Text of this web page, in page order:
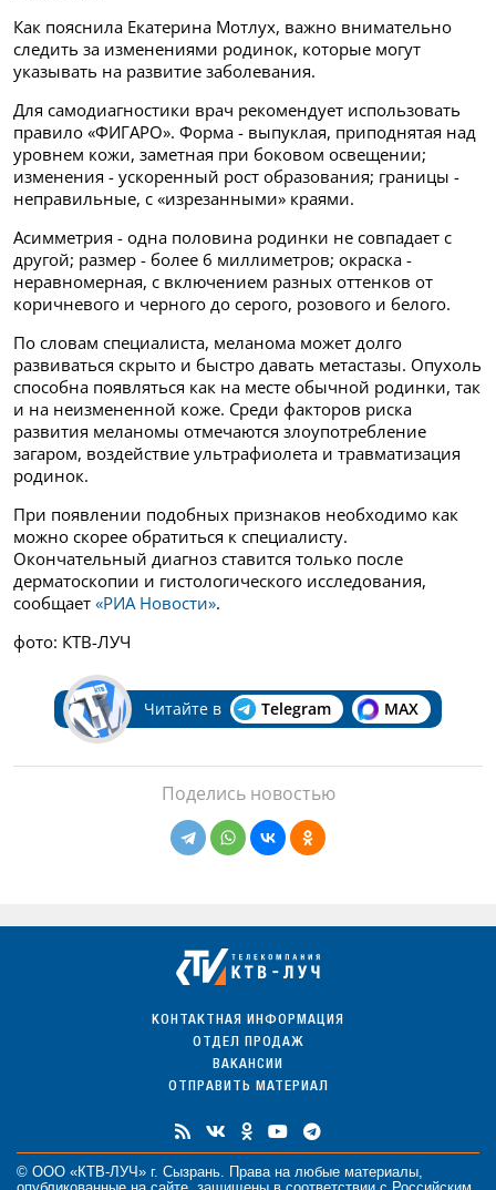
Как пояснила Екатерина Мотлух, важно внимательно
следить за изменениями родинок, которые могут
указывать на развитие заболевания.
Для самодиагностики врач рекомендует использовать
правило «ФИГАРО». Форма - выпуклая, приподнятая над
уровнем кожи, заметная при боковом освещении;
изменения - ускоренный рост образования; границы -
неправильные, с «изрезанными» краями.
Асимметрия - одна половина родинки не совпадает с
другой; размер - более 6 миллиметров; окраска -
неравномерная, с включением разных оттенков от
коричневого и черного до серого, розового и белого.
По словам специалиста, меланома может долго
развиваться скрыто и быстро давать метастазы. Опухоль
способна появляться как на месте обычной родинки, так
и на неизмененной коже. Среди факторов риска
развития меланомы отмечаются злоупотребление
загаром, воздействие ультрафиолета и травматизация
родинок.
При появлении подобных признаков необходимо как
можно скорее обратиться к специалисту.
Окончательный диагноз ставится только после
дерматоскопии и гистологического исследования,
сообщает «РИА Новости».
фото: КТВ-ЛУЧ
Читайте в Telegram MAX
Поделись новостью
КОНТАКТНАЯ ИНФОРМАЦИЯ
ОТДЕЛ ПРОДАЖ
ВАКАНСИИ
ОТПРАВИТЬ МАТЕРИАЛ
© ООО «КТВ-ЛУЧ» г. Сызрань. Права на любые материалы